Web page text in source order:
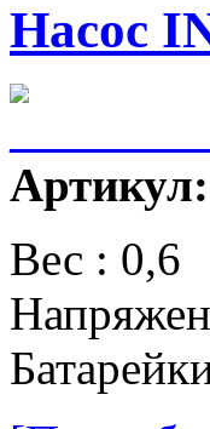
Насос
Вес : 0,6